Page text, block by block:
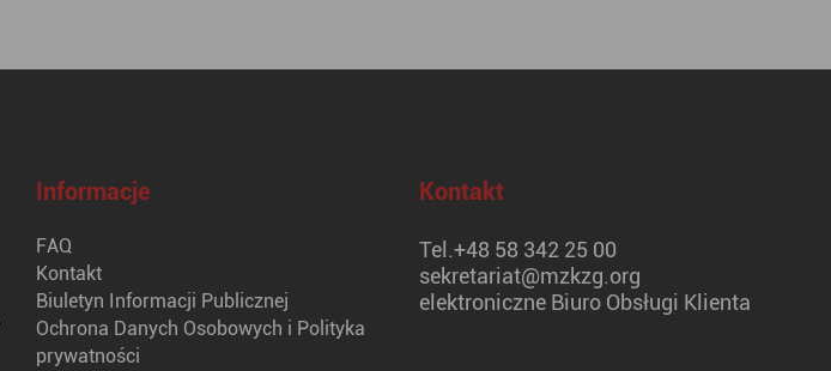
Informacje
FAQ
Kontakt
Biuletyn Informacji Publicznej
Ochrona Danych Osobowych i Polityka
prywatności
Kontakt
Tel.+48 58 342 25 00
sekretariat@mzkzg.org
elektroniczne Biuro Obsługi Klienta